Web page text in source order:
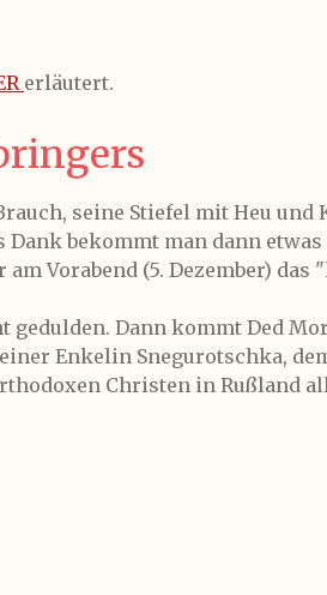
erläutert.
seine Stiefel mit Heu und
bekommt man dann
Vorabend (5. Dezember)
Dann kommt Ded
Enkelin Snegurotschka,
Christen in Rußland